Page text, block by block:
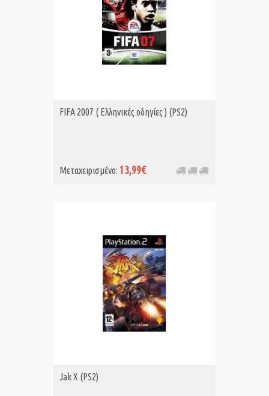
FIFA 2007 ( Ελληνικές οδηγίες ) (PS2)
Μεταχειρισμένο: 13,99€
Jak X (PS2)